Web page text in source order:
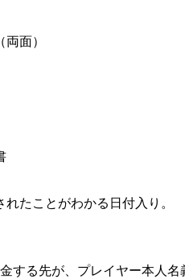
面）
たことがわかる日付入り。
する先が、プレイヤー本人